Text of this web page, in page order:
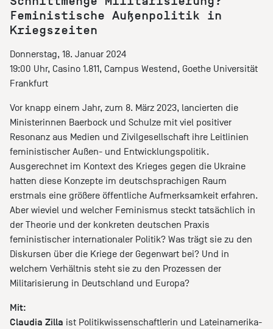
Feministische Außenpolitik in
Kriegszeiten
Donnerstag, 18. Januar 2024
19:00 Uhr, Casino 1.811, Campus Westend, Goethe Universität
Frankfurt
Vor knapp einem Jahr, zum 8. März 2023, lancierten die
Ministerinnen Baerbock und Schulze mit viel positiver
Resonanz aus Medien und Zivilgesellschaft ihre Leitlinien
feministischer Außen- und Entwicklungspolitik.
Ausgerechnet im Kontext des Krieges gegen die Ukraine
hatten diese Konzepte im deutschsprachigen Raum
erstmals eine größere öffentliche Aufmerksamkeit erfahren.
Aber wieviel und welcher Feminismus steckt tatsächlich in
der Theorie und der konkreten deutschen Praxis
feministischer internationaler Politik? Was trägt sie zu den
Diskursen über die Kriege der Gegenwart bei? Und in
welchem Verhältnis steht sie zu den Prozessen der
Militarisierung in Deutschland und Europa?
Mit:
Claudia Zilla ist Politikwissenschaftlerin und Lateinamerika-